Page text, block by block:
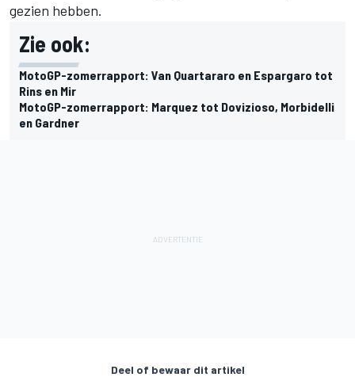
gezien hebben.
Zie ook:
MotoGP-zomerrapport: Van Quartararo en Espargaro tot
Rins en Mir
MotoGP-zomerrapport: Marquez tot Dovizioso, Morbidelli
en Gardner
Deel of bewaar dit artikel